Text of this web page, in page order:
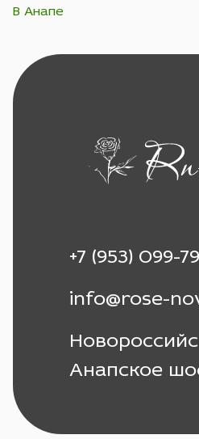
В Анапе
+7 (953) 099-
info@rose-
Анапское